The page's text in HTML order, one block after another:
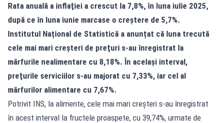
Rata anuală a inflaţiei a crescut la 7,8%, în luna iulie 2025,
după ce în luna iunie marcase o creştere de 5,7%.
Institutul Național de Statistică a anunțat că luna trecută
cele mai mari creșteri de preţuri s-au înregistrat la
mărfurile nealimentare cu 8,18%. În acelaşi interval,
preţurile serviciilor s-au majorat cu 7,33%, iar cel al
mărfurilor alimentare cu 7,67%.
Potrivit INS, la alimente, cele mai mari creșteri s-au înregistrat
în acest interval la fructele proaspete, cu 39,74%, urmate de